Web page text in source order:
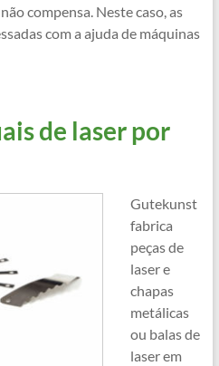
compensa. Neste caso, as
com a ajuda de máquinas
de laser por
Gutekunst
fabrica
peças de
laser e
chapas
metálicas
ou balas de
laser em